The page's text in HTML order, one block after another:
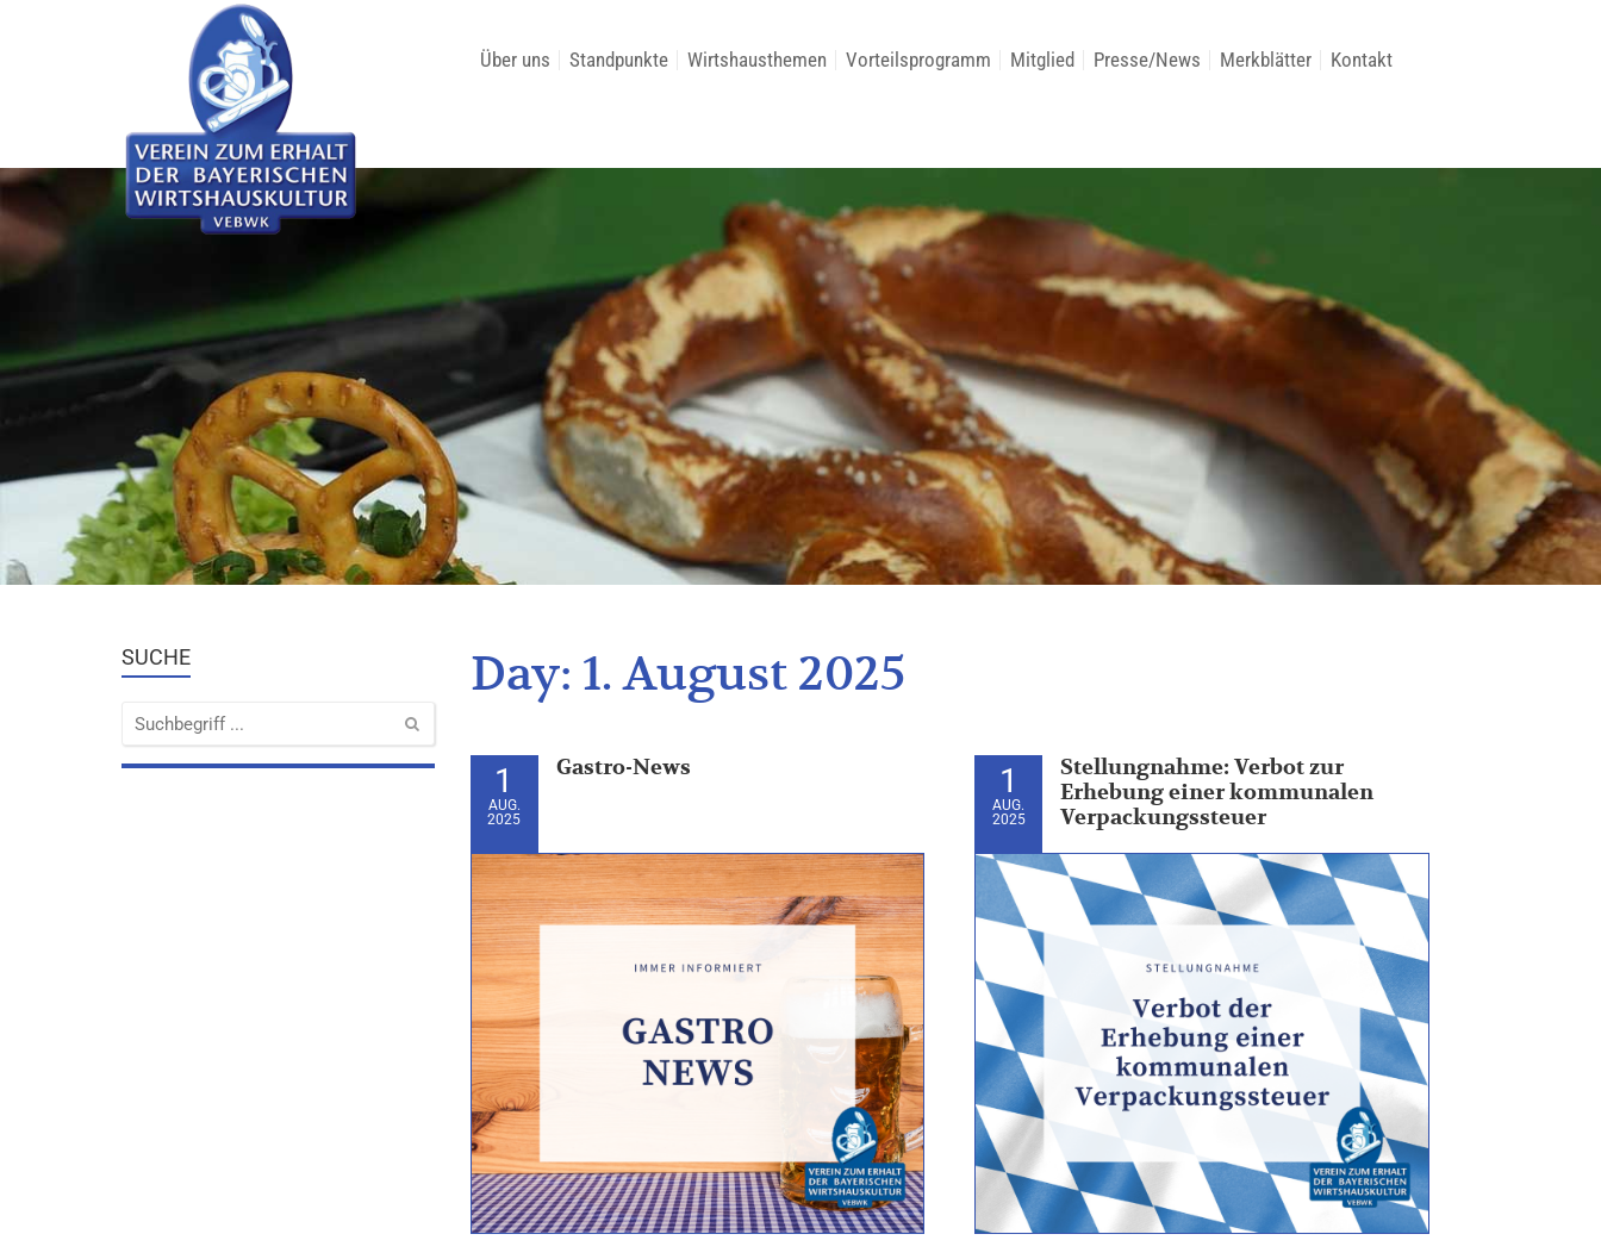
Über uns Standpunkte Wirtshausthemen Vorteilsprogramm Mitglied Presse/News Merkblätter Kontakt
SUCHE Day: 1. August 2025
1
AUG.
2025
Gastro-News 1
AUG.
2025
Stellungnahme: Verbot zur
Erhebung einer kommunalen
Verpackungssteuer